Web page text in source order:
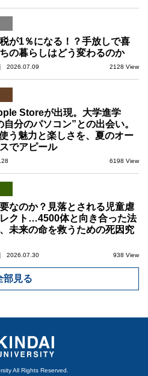
が1％になる！？手放しで喜
の暮らしはどう変わるのか
2026.07.09 2128 View
Storeが出現。大学進学
自分のパソコン”との出会い。
う魅力と楽しさを、夏のオー
でアピール
6198 View
なのか？見落とされる児童虐
クト…4500体と向き合った法
未来の命を救うための死因究
2026.07.30 938 View
部見る
All Rights Reserved.